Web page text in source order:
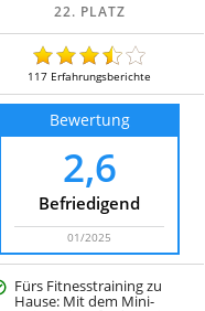
117 Erfahrungsberichte
Bewertung
2,6
Befriedigend
01/2025
Fürs Fitnesstraining zu
Hause: Mit dem Mini-